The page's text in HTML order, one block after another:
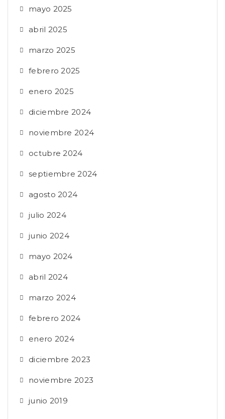
mayo 2025
abril 2025
marzo 2025
febrero 2025
enero 2025
diciembre 2024
noviembre 2024
octubre 2024
septiembre 2024
agosto 2024
julio 2024
junio 2024
mayo 2024
abril 2024
marzo 2024
febrero 2024
enero 2024
diciembre 2023
noviembre 2023
junio 2019